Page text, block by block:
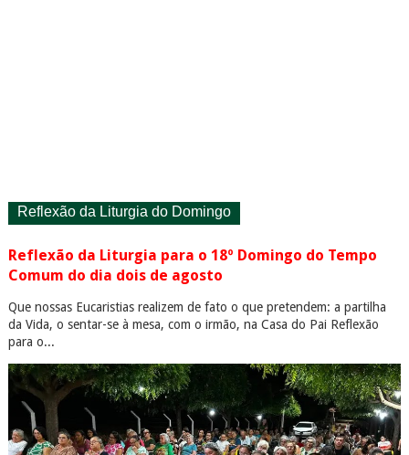
Reflexão da Liturgia do Domingo
Reflexão da Liturgia para o 18º Domingo do Tempo
Comum do dia dois de agosto
Que nossas Eucaristias realizem de fato o que pretendem: a partilha
da Vida, o sentar-se à mesa, com o irmão, na Casa do Pai Reflexão
para o...